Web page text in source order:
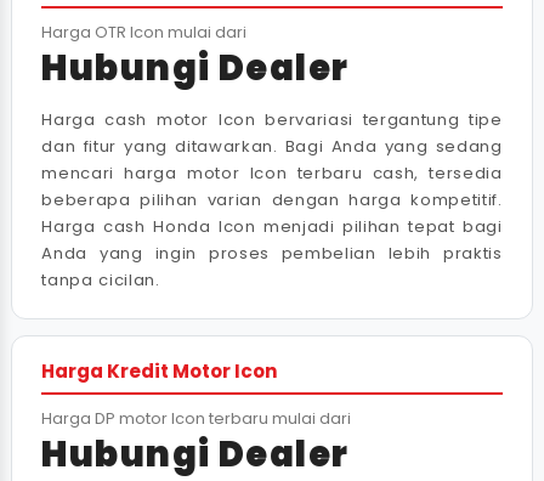
Harga OTR Icon mulai dari
Hubungi Dealer
Harga cash motor Icon bervariasi tergantung tipe
dan fitur yang ditawarkan. Bagi Anda yang sedang
mencari harga motor Icon terbaru cash, tersedia
beberapa pilihan varian dengan harga kompetitif.
Harga cash Honda Icon menjadi pilihan tepat bagi
Anda yang ingin proses pembelian lebih praktis
tanpa cicilan.
Harga Kredit Motor Icon
Harga DP motor Icon terbaru mulai dari
Hubungi Dealer